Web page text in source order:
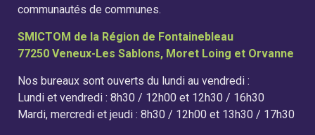
communautés de communes.
SMICTOM de la Région de Fontainebleau
77250 Veneux-Les Sablons, Moret Loing et Orvanne
Nos bureaux sont ouverts du lundi au vendredi :
Lundi et vendredi : 8h30 / 12h00 et 12h30 / 16h30
Mardi, mercredi et jeudi : 8h30 / 12h00 et 13h30 / 17h30